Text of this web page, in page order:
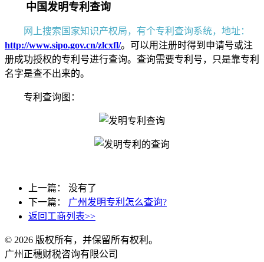
中国发明专利查询
网上搜索国家知识产权局，有个专利查询系统，地址：
http://www.sipo.gov.cn/zlcxfl/。可以用注册时得到申请号或注
册成功授权的专利号进行查询。查询需要专利号，只是靠专利
名字是查不出来的。
专利查询图：
上一篇： 没有了
下一篇： 广州发明专利怎么查询?
返回工商列表>>
© 2026 版权所有，并保留所有权利。
广州正穗财税咨询有限公司